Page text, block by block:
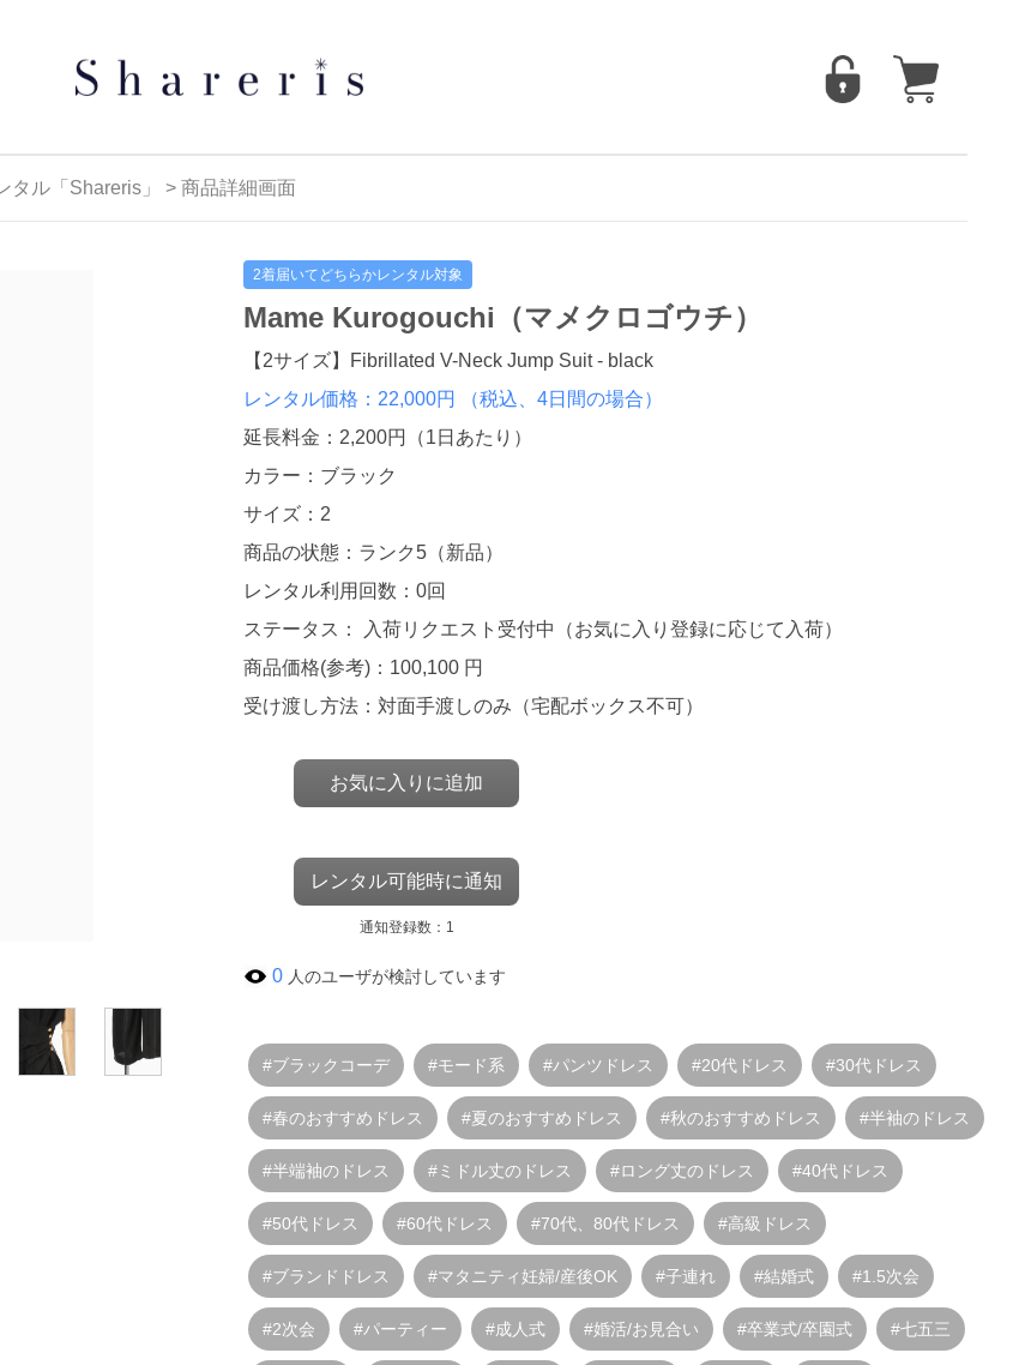
タル「Shareris」 > 商品詳細画面
2着届いてどちらかレンタル対象
Mame Kurogouchi（マメクロゴウチ）
【2サイズ】Fibrillated V-Neck Jump Suit - black
レンタル価格：22,000円
（税込、4日間の場合）
延長料金：2,200円
（1日あたり）
カラー：ブラック
サイズ：2
商品の状態：ランク5（新品）
レンタル利用回数：0回
ステータス： 入荷リクエスト受付中
（お気に入り登録に応じて入荷）
商品価格(参考)：100,100 円
受け渡し方法：対面手渡しのみ（宅配ボックス不可）
お気に入りに追加
レンタル可能時に通知
通知登録数：1
0 人のユーザが検討しています
#ブラックコーデ #モード系 #パンツドレス #20代ドレス #30代ドレス
#春のおすすめドレス #夏のおすすめドレス #秋のおすすめドレス #半袖のドレス
#半端袖のドレス #ミドル丈のドレス #ロング丈のドレス #40代ドレス
#50代ドレス #60代ドレス #70代、80代ドレス #高級ドレス
#ブランドドレス #マタニティ妊婦/産後OK #子連れ #結婚式 #1.5次会
#2次会 #パーティー #成人式 #婚活/お見合い #卒業式/卒園式 #七五三